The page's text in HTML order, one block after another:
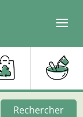
Rechercher